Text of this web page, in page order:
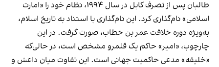
طالبان پس از تصرف کابل در سال ۱۹۹۴، نظام خود را «امارت
اسلامی» نام‌گذاری کرد. این نام‌گذاری با استناد به تاریخ اسلام،
به‌ویژه دوره خلافت عمر بن خطاب، صورت گرفت. در این
چارچوب، «امیر» حاکم یک قلمرو مشخص است، در حالی‌که
«خلیفه» مدعی حاکمیت جهانی است. این تفاوت میان داعش و